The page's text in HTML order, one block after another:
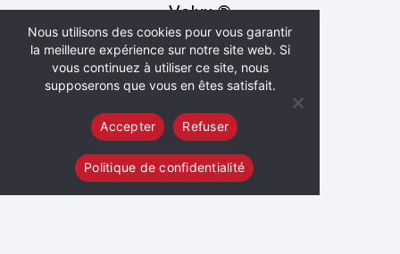
Velux ®
Entretien
Solaire
Recrutement
Contactez-nous
Nous utilisons des cookies pour vous garantir
la meilleure expérience sur notre site web. Si
vous continuez à utiliser ce site, nous
supposerons que vous en êtes satisfait.
Accepter Refuser
Politique de confidentialité